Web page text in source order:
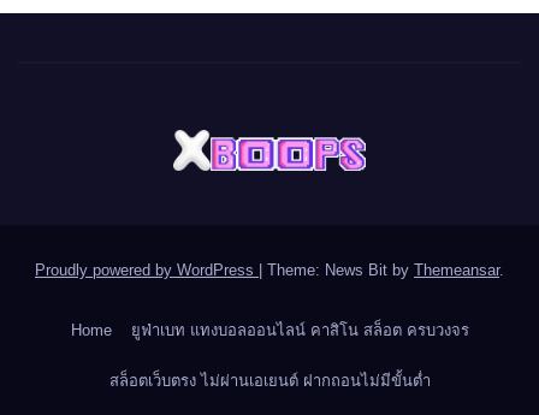
Proudly powered by WordPress | Theme: News Bit by Themeansar.
Home ยูฟ่าเบท แทงบอลออนไลน์ คาสิโน สล็อต ครบวงจร
สล็อตเว็บตรง ไม่ผ่านเอเยนต์ ฝากถอนไม่มีขั้นต่ำ